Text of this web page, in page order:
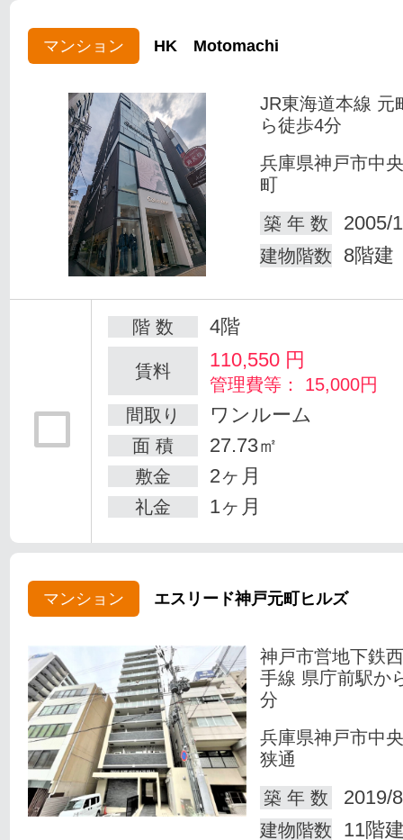
マンション HK Motomachi
JR東海道本線 元
ら徒歩4分
兵庫県神戸市中
町
築 年 数
2005/
建物階数 8階建
階 数 4階
賃料 110,550 円
管理費等： 15,000円
間取り
ワンルーム
面 積 27.73㎡
敷金 2ヶ月
礼金 1ヶ月
マンション エスリード神戸元町ヒルズ
神戸市営地下鉄
手線 県庁前駅か
分
兵庫県神戸市中
狭通
築 年 数
2019/
建物階数 11階